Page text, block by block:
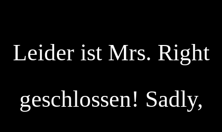
Leider ist Mrs. Right
geschlossen! Sadly,